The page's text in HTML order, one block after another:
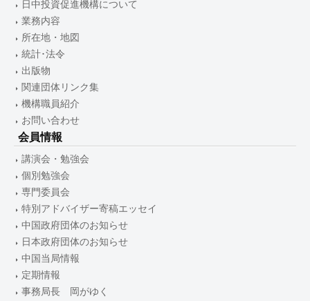
日中投資促進機構について
業務内容
所在地・地図
統計･法令
出版物
関連団体リンク集
機構職員紹介
お問い合わせ
会員情報
講演会・勉強会
個別勉強会
専門委員会
特別アドバイザー寄稿エッセイ
中国政府団体のお知らせ
日本政府団体のお知らせ
中国当局情報
定期情報
事務局長 岡がゆく